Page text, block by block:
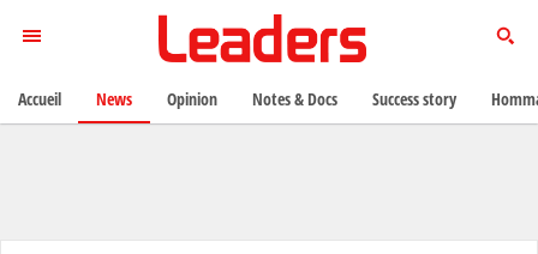
Accueil News Opinion Notes & Docs Success story